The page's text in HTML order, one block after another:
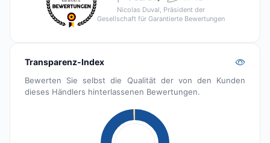
Nicolas Duval, Präsident der
Gesellschaft für Garantierte Bewertungen
Transparenz-Index
Bewerten Sie selbst die Qualität der von den Kunden
dieses Händlers hinterlassenen Bewertungen.